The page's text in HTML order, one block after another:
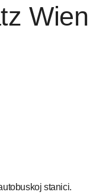
Wien
stanici.